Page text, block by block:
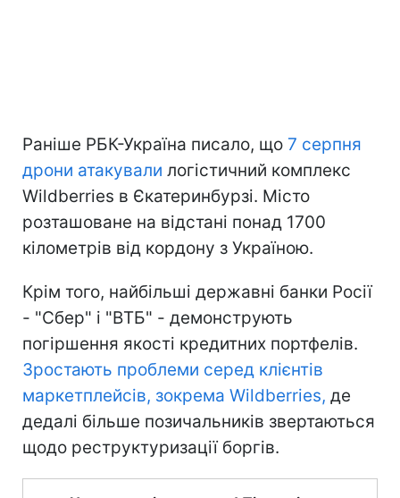
Раніше РБК-Україна писало, що 7 серпня
дрони атакували логістичний комплекс
Wildberries в Єкатеринбурзі. Місто
розташоване на відстані понад 1700
кілометрів від кордону з Україною.
Крім того, найбільші державні банки Росії
- "Сбер" і "ВТБ" - демонструють
погіршення якості кредитних портфелів.
Зростають проблеми серед клієнтів
маркетплейсів, зокрема Wildberries, де
дедалі більше позичальників звертаються
щодо реструктуризації боргів.